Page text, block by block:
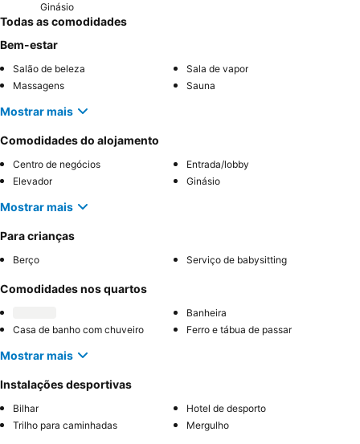
Ginásio
Todas as comodidades
Bem-estar
Salão de beleza
Sala de vapor
Massagens
Sauna
Mostrar mais
Comodidades do alojamento
Centro de negócios
Entrada/lobby
Elevador
Ginásio
Mostrar mais
Para crianças
Berço Serviço de babysitting
Comodidades nos quartos
Banheira
Casa de banho com chuveiro
Ferro e tábua de passar
Mostrar mais
Instalações desportivas
Bilhar
Hotel de desporto
Trilho para caminhadas
Mergulho